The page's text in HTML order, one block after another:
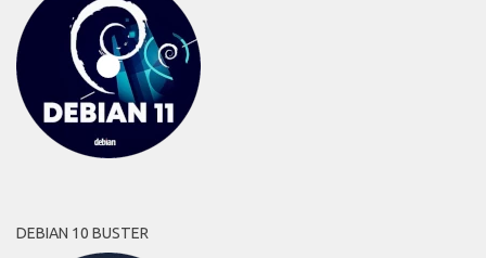
DEBIAN 10 BUSTER